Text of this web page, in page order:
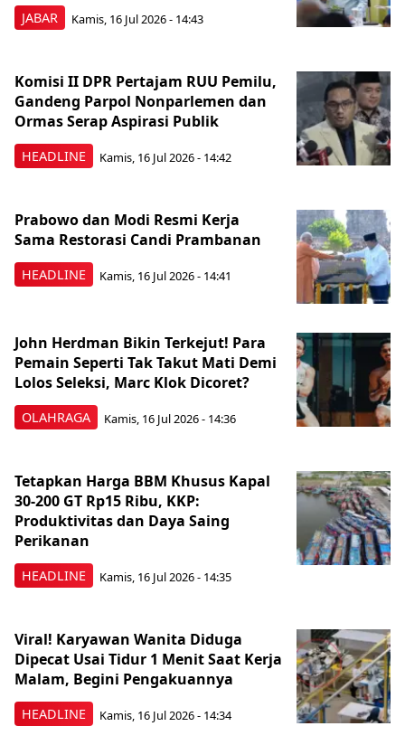
JABAR Kamis, 16 Jul 2026 - 14:43
HEADLINE
Komisi II DPR Pertajam RUU Pemilu,
Gandeng Parpol Nonparlemen dan
Ormas Serap Aspirasi Publik
Kamis, 16 Jul 2026 - 14:42
HEADLINE
Prabowo dan Modi Resmi Kerja
Sama Restorasi Candi Prambanan
Kamis, 16 Jul 2026 - 14:41
OLAHRAGA
John Herdman Bikin Terkejut! Para
Pemain Seperti Tak Takut Mati Demi
Lolos Seleksi, Marc Klok Dicoret?
Kamis, 16 Jul 2026 - 14:36
HEADLINE
Tetapkan Harga BBM Khusus Kapal
30-200 GT Rp15 Ribu, KKP:
Produktivitas dan Daya Saing
Perikanan
Kamis, 16 Jul 2026 - 14:35
HEADLINE
Viral! Karyawan Wanita Diduga
Dipecat Usai Tidur 1 Menit Saat Kerja
Malam, Begini Pengakuannya
Kamis, 16 Jul 2026 - 14:34